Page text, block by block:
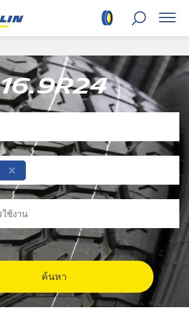
16.9R24
ค้นหา